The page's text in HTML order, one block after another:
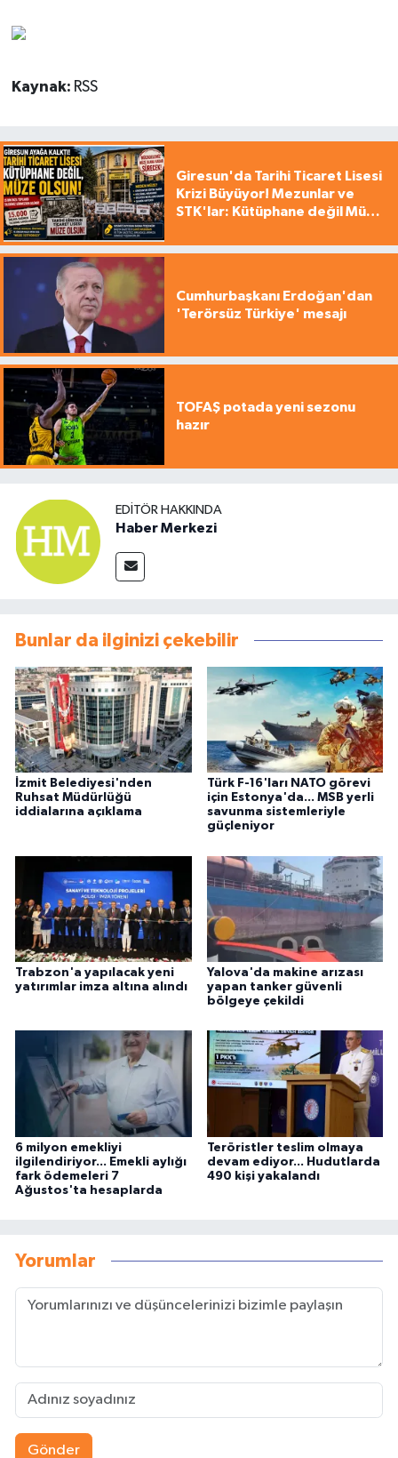
Kaynak: RSS
Giresun'da Tarihi Ticaret Lisesi
Krizi Büyüyor! Mezunlar ve
STK'lar: Kütüphane değil Müze
Cumhurbaşkanı Erdoğan'dan
'Terörsüz Türkiye' mesajı
TOFAŞ potada yeni sezonu
hazır
EDITÖR HAKKINDA
Haber Merkezi
Bunlar da ilginizi çekebilir
İzmit Belediyesi'nden
Ruhsat Müdürlüğü
iddialarına açıklama
Türk F-16'ları NATO görevi
için Estonya'da... MSB yerli
savunma sistemleriyle
güçleniyor
Trabzon'a yapılacak yeni
yatırımlar imza altına alındı
Yalova'da makine arızası
yapan tanker güvenli
bölgeye çekildi
6 milyon emekliyi
ilgilendiriyor... Emekli aylığı
fark ödemeleri 7
Ağustos'ta hesaplarda
Teröristler teslim olmaya
devam ediyor... Hudutlarda
490 kişi yakalandı
Yorumlar
Gönder